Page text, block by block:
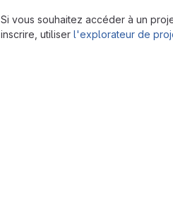
Si vous souhaitez accéder à un
inscrire, utiliser l'explorateur de